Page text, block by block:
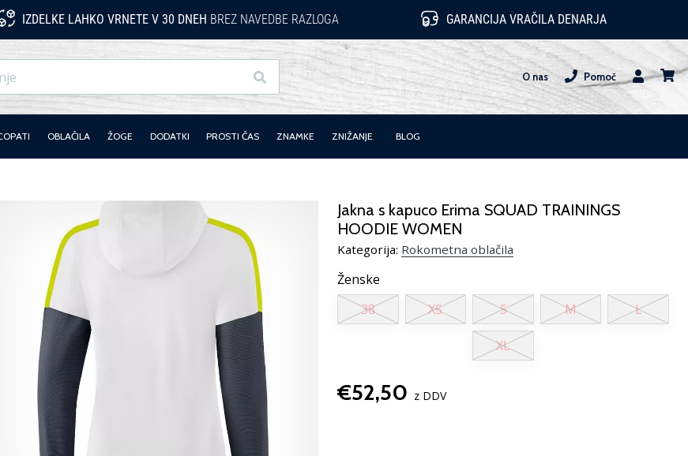
IZDELKE LAHKO VRNETE V 30 DNEH BREZ NAVEDBE RAZLOGA GARANCIJA VRAČILA DENARJA
Iskanje O nas
Pomoč
Uporabnik
OBLAČILA ŽOGE DODATKI PROSTI ČAS ZNAMKE ZNIŽANJE BLOG
Jakna s kapuco Erima SQUAD TRAININGS
HOODIE WOMEN
Kategorija: Rokometna oblačila
Ženske
38
XS S M L
XL
€52,50 z DDV